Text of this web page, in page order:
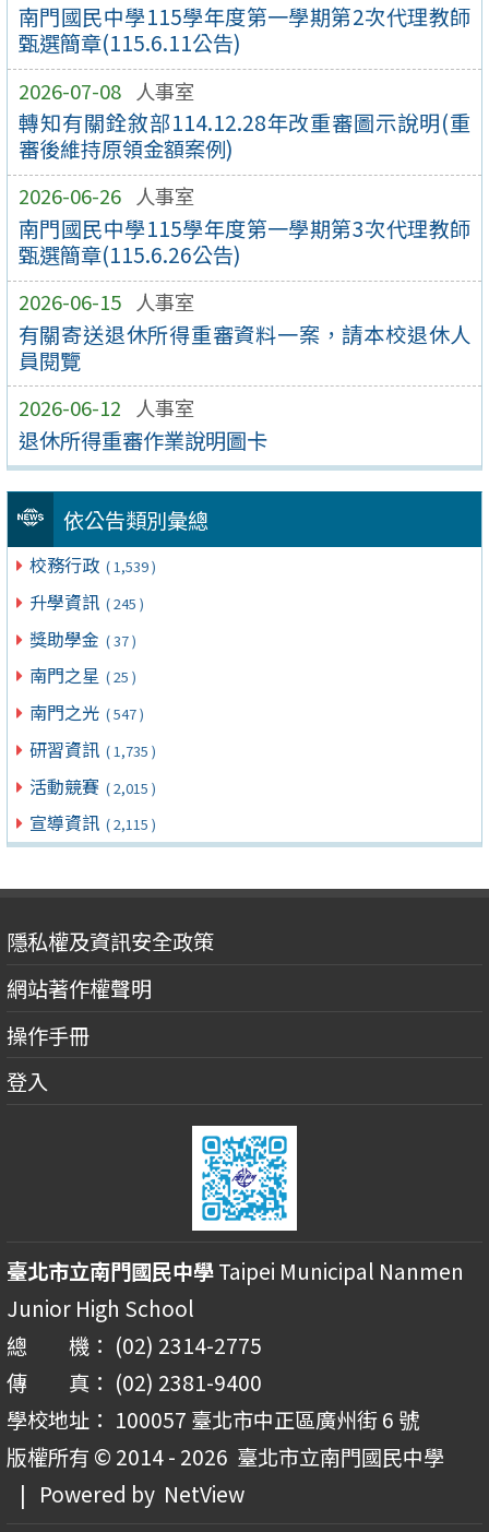
南門國民中學115學年度第一學期第2次代理教師
甄選簡章(115.6.11公告)
2026-07-08 人事室
轉知有關銓敘部114.12.28年改重審圖示說明(重
審後維持原領金額案例)
2026-06-26 人事室
南門國民中學115學年度第一學期第3次代理教師
甄選簡章(115.6.26公告)
2026-06-15 人事室
有關寄送退休所得重審資料一案，請本校退休⼈
員閱覽
2026-06-12 人事室
退休所得重審作業說明圖卡
依公告類別彙總
校務行政 ( 1,539 )
升學資訊 ( 245 )
獎助學金 ( 37 )
南門之星 ( 25 )
南門之光 ( 547 )
研習資訊 ( 1,735 )
活動競賽 ( 2,015 )
宣導資訊 ( 2,115 )
隱私權及資訊安全政策
網站著作權聲明
操作手冊
登入
臺北市立南門國民中學Taipei Municipal Nanmen
Junior High School
總 機： (02) 2314-2775
傳 真： (02) 2381-9400
學校地址： 100057 臺北市中正區廣州街 6 號
版權所有 © 2014 - 2026 臺北市立南門國民中學
| Powered by NetView